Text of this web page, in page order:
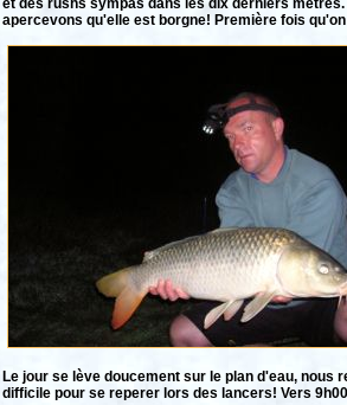
et des rushs sympas dans les dix derniers
apercevons qu'elle est borgne! Première fois
Le jour se lève doucement sur le plan d'eau, nous
difficile pour se reperer lors des lancers! Vers